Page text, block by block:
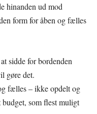
hinanden ud mod
form for åben og fælles
sidde for bordenden
gøre det.
fælles – ikke opdelt og
som flest muligt